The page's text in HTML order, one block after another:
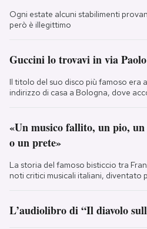
Ogni estate alcuni stabilimenti
però è illegittimo
Guccini lo trovavi in via
Il titolo del suo disco più famoso era
indirizzo di casa a Bologna, dove
«Un musico fallito, un pio,
o un prete»
La storia del famoso bisticcio tra
noti critici musicali italiani, diventato
L’audiolibro di “Il diavolo